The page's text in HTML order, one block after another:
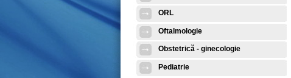
ORL
Oftalmologie
Obstetrică - ginecologie
Pediatrie